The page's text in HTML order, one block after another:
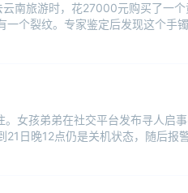
南旅游时，花27000元购买了一
个裂纹。专家鉴定后发现这个手
女孩弟弟在社交平台发布寻人启
日晚12点仍是关机状态，随后报